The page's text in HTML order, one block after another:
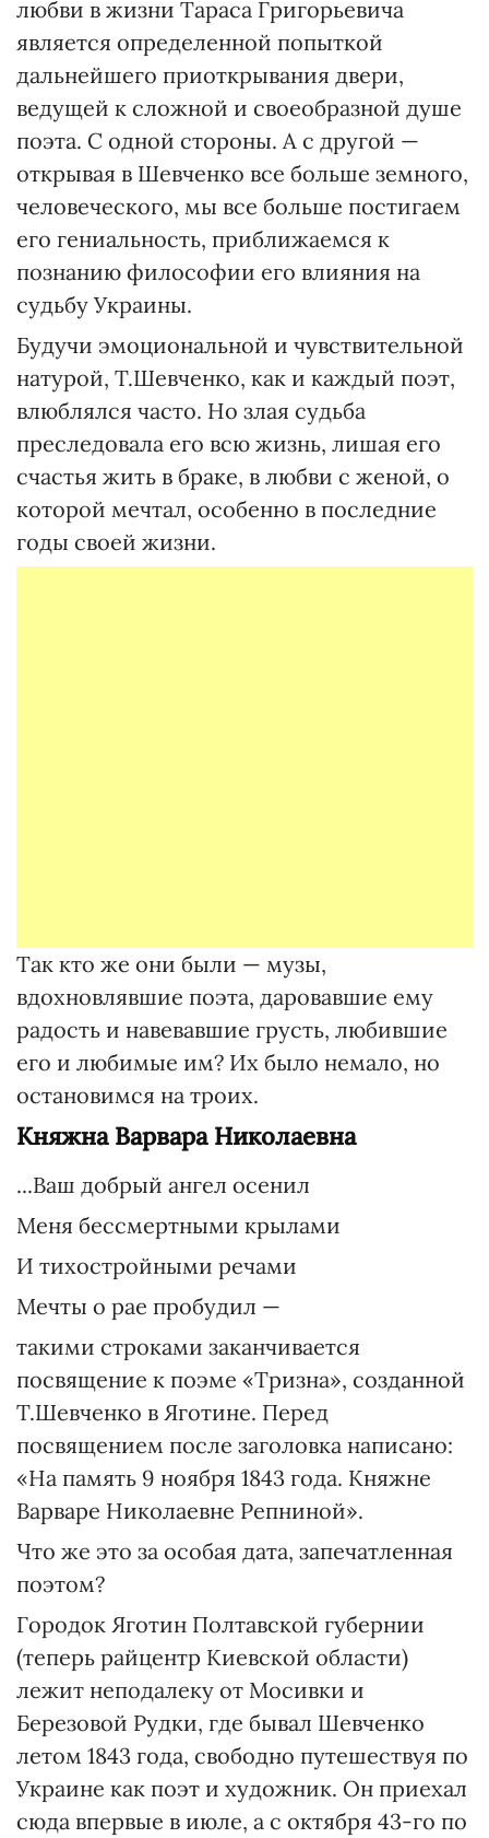
любви в жизни Тараса Григорьевича
является определенной попыткой
дальнейшего приоткрывания двери,
ведущей к сложной и своеобразной душе
поэта. С одной стороны. А с другой —
открывая в Шевченко все больше земного,
человеческого, мы все больше постигаем
его гениальность, приближаемся к
познанию философии его влияния на
судьбу Украины.
Будучи эмоциональной и чувствительной
натурой, Т.Шевченко, как и каждый поэт,
влюблялся часто. Но злая судьба
преследовала его всю жизнь, лишая его
счастья жить в браке, в любви с женой, о
которой мечтал, особенно в последние
годы своей жизни.
Так кто же они были — музы,
вдохновлявшие поэта, даровавшие ему
радость и навевавшие грусть, любившие
его и любимые им? Их было немало, но
остановимся на троих.
Княжна Варвара Николаевна
...Ваш добрый ангел осенил
Меня бессмертными крылами
И тихостройными речами
Мечты о рае пробудил —
такими строками заканчивается
посвящение к поэме «Тризна», созданной
Т.Шевченко в Яготине. Перед
посвящением после заголовка написано:
«На память 9 ноября 1843 года. Княжне
Варваре Николаевне Репниной».
Что же это за особая дата, запечатленная
поэтом?
Городок Яготин Полтавской губернии
(теперь райцентр Киевской области)
лежит неподалеку от Мосивки и
Березовой Рудки, где бывал Шевченко
летом 1843 года, свободно путешествуя по
Украине как поэт и художник. Он приехал
сюда впервые в июле, а с октября 43-го по